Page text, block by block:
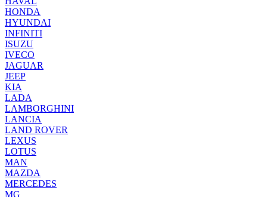
HONDA
HYUNDAI
INFINITI
ISUZU
IVECO
JAGUAR
JEEP
KIA
LADA
LAMBORGHINI
LANCIA
LAND ROVER
LEXUS
LOTUS
MAN
MAZDA
MERCEDES
MG